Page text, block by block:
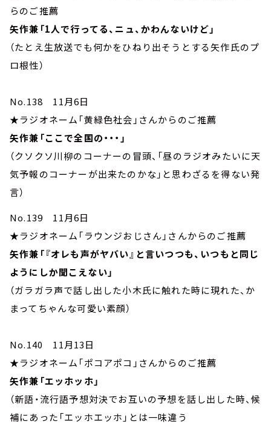
らのご推薦
矢作兼「1人で行ってる、ニュ、かわんないけど」
（たとえ生放送でも何かをひねり出そうとする矢作氏のプ
ロ根性）
No.138 11月6日
★ラジオネーム「黄緑色社会」さんからのご推薦
矢作兼「ここで全国の・・・」
（クソクソ川柳のコーナーの冒頭、「昼のラジオみたいに天
気予報のコーナーが出来たのかな」と思わざるを得ない発
言）
No.139 11月6日
★ラジオネーム「ラウンジおじさん」さんからのご推薦
矢作兼「『オレも声がヤバい』と言いつつも、いつもと同じ
ようにしか聞こえない」
（ガラガラ声で話し出した小木氏に触れた時に現れた、か
まってちゃんな可愛い素顔）
No.140 11月13日
★ラジオネーム「ポコアポコ」さんからのご推薦
矢作兼「エッホッホ」
（新語・流行語予想対決でお互いの予想を話し出した時、候
補にあった「エッホエッホ」とは一味違う